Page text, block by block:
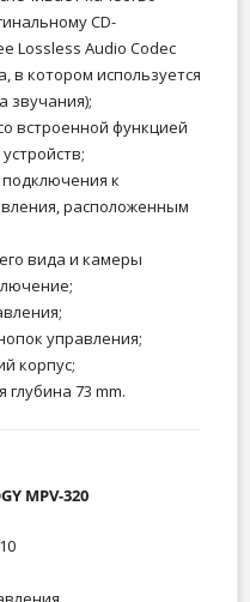
CD-
Lossless Audio Codec
котором используется
звучания);
встроенной функцией
к
расположенным
вида и камеры
управления;
корпус;
73 mm.
MPV-320